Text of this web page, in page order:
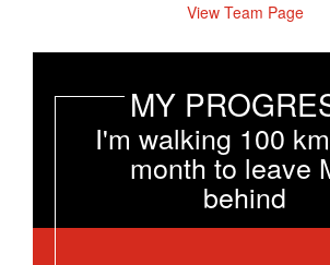
View Team Page
MY
I'm walking 100
month to leave
behind